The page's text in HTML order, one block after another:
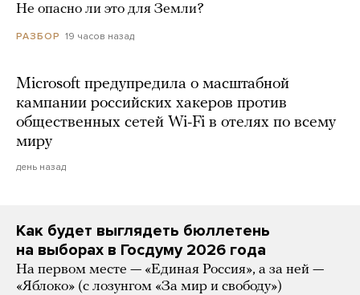
Не опасно ли это для Земли?
РАЗБОР 19 часов назад
Microsoft предупредила о масштабной
кампании российских хакеров против
общественных сетей Wi-Fi в отелях по всему
миру
день назад
Как будет выглядеть бюллетень
на выборах в Госдуму 2026 года
На первом месте — «Единая Россия», а за ней —
«Яблоко» (с лозунгом «За мир и свободу»)